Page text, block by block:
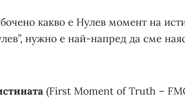
какво е Нулев момент на
нужно е най-напред да сме
(First Moment of Truth –